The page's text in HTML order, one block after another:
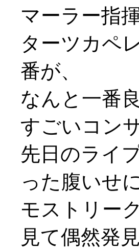
マーラー指
ターツカペ
番が、
なんと一番
すごいコン
先日のライ
った腹いせに
モストリー
見て偶然発